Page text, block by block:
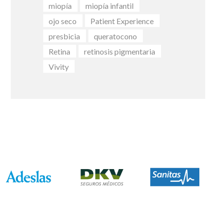
miopía
miopía infantil
ojo seco
Patient Experience
presbicia
queratocono
Retina
retinosis pigmentaria
Vivity